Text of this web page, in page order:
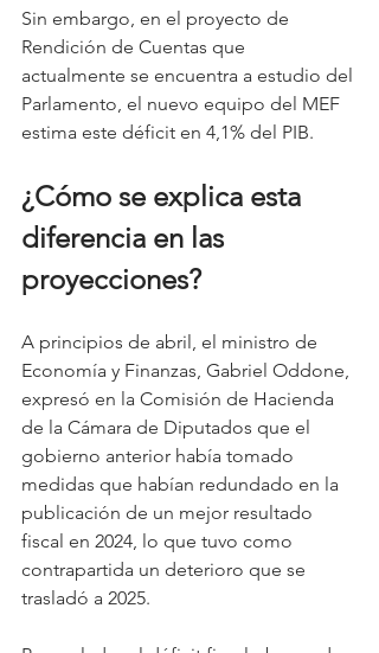
Sin embargo, en el proyecto de
Rendición de Cuentas que
actualmente se encuentra a estudio del
Parlamento, el nuevo equipo del MEF
estima este déficit en 4,1% del PIB.
¿Cómo se explica esta
diferencia en las
proyecciones?
A principios de abril, el ministro de
Economía y Finanzas, Gabriel Oddone,
expresó en la Comisión de Hacienda
de la Cámara de Diputados que el
gobierno anterior había tomado
medidas que habían redundado en la
publicación de un mejor resultado
fiscal en 2024, lo que tuvo como
contrapartida un deterioro que se
trasladó a 2025.